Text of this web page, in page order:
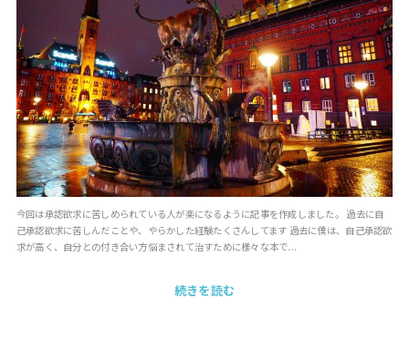
今回は承認欲求に苦しめられている人が楽になるように記事を作成しました。 過去に自
己承認欲求に苦しんだことや、やらかした経験たくさんしてます 過去に僕は、自己承認欲
求が高く、自分との付き合い方悩まされて治すために様々な本で...
続きを読む